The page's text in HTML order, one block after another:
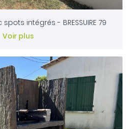
intégrés - BRESSUIRE 79
Voir plus